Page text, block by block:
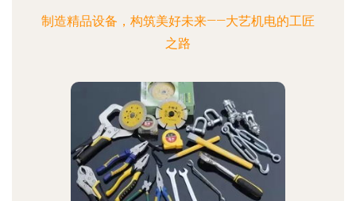
制造精品设备，构筑美好未来——大艺机电的工匠
之路